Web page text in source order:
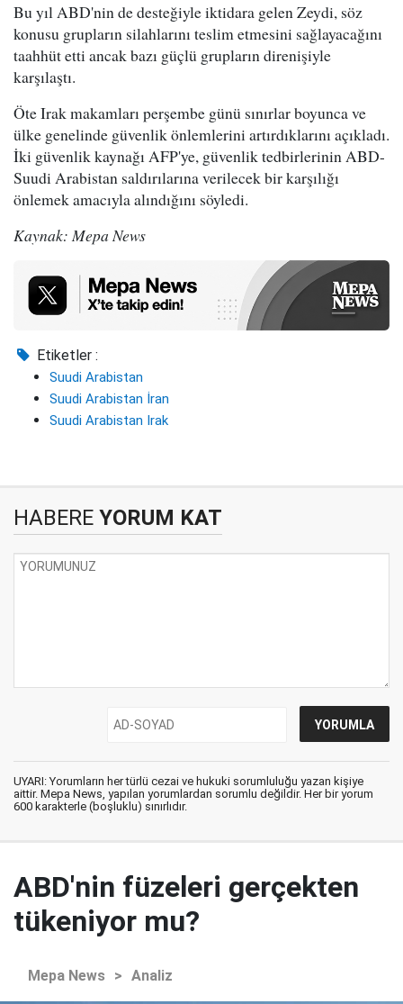
Bu yıl ABD'nin de desteğiyle iktidara gelen Zeydi, söz
konusu grupların silahlarını teslim etmesini sağlayacağını
taahhüt etti ancak bazı güçlü grupların direnişiyle
karşılaştı.
Öte Irak makamları perşembe günü sınırlar boyunca ve
ülke genelinde güvenlik önlemlerini artırdıklarını açıkladı.
İki güvenlik kaynağı AFP'ye, güvenlik tedbirlerinin ABD-
Suudi Arabistan saldırılarına verilecek bir karşılığı
önlemek amacıyla alındığını söyledi.
Kaynak: Mepa News
Etiketler :
Suudi Arabistan
Suudi Arabistan İran
Suudi Arabistan Irak
HABERE YORUM KAT
UYARI: Yorumların her türlü cezai ve hukuki sorumluluğu yazan kişiye
aittir. Mepa News, yapılan yorumlardan sorumlu değildir. Her bir yorum
600 karakterle (boşluklu) sınırlıdır.
ABD'nin füzeleri gerçekten
tükeniyor mu?
Mepa News > Analiz